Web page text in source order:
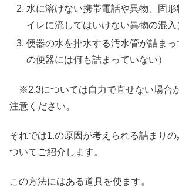
水に溶けない携帯電話や異物、固形
イレに流してはいけない異物の混入
便器の水を排水する汚水管が詰まっ
の便器には何も詰まっていない）
※2.3については自力で直せない場合
注意ください。
それでは1.の原因が考えられる詰まり
ついてご紹介します。
この方法にはある道具を使ます。